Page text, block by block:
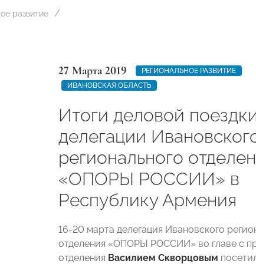
развитие
27 Марта 2019
РЕГИОНАЛЬНОЕ РАЗВИТИЕ
ИВАНОВСКАЯ ОБЛАСТЬ
Итоги деловой
делегации
регионального
«ОПОРЫ РОССИИ» в
Республику Армения
16-20 марта делегация Ивановского
отделения «ОПОРЫ РОССИИ» во главе с
отделения Василием Скворцовым